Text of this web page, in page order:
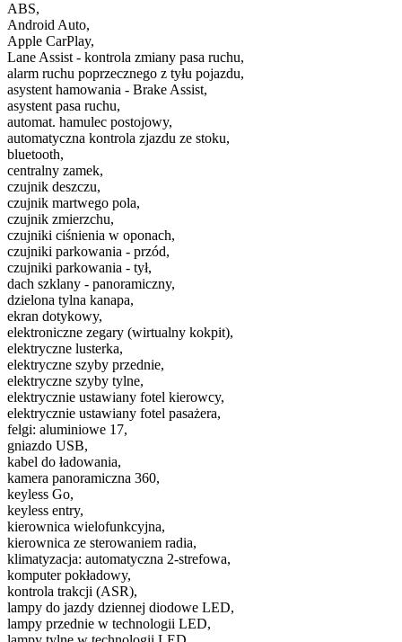
ABS,
Android Auto,
Apple CarPlay,
Lane Assist - kontrola zmiany pasa ruchu,
alarm ruchu poprzecznego z tyłu pojazdu,
asystent hamowania - Brake Assist,
asystent pasa ruchu,
automat. hamulec postojowy,
automatyczna kontrola zjazdu ze stoku,
bluetooth,
centralny zamek,
czujnik deszczu,
czujnik martwego pola,
czujnik zmierzchu,
czujniki ciśnienia w oponach,
czujniki parkowania - przód,
czujniki parkowania - tył,
dach szklany - panoramiczny,
dzielona tylna kanapa,
ekran dotykowy,
elektroniczne zegary (wirtualny kokpit),
elektryczne lusterka,
elektryczne szyby przednie,
elektryczne szyby tylne,
elektrycznie ustawiany fotel kierowcy,
elektrycznie ustawiany fotel pasażera,
felgi: aluminiowe 17,
gniazdo USB,
kabel do ładowania,
kamera panoramiczna 360,
keyless Go,
keyless entry,
kierownica wielofunkcyjna,
kierownica ze sterowaniem radia,
klimatyzacja: automatyczna 2-strefowa,
komputer pokładowy,
kontrola trakcji (ASR),
lampy do jazdy dziennej diodowe LED,
lampy przednie w technologii LED,